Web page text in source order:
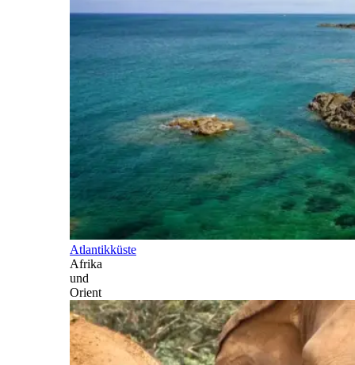
Atlantikküste
Afrika
und
Orient